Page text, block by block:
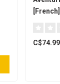
[French]
C$74.99